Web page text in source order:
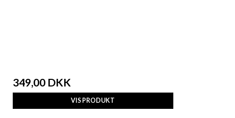
349,00 DKK
VIS PRODUKT